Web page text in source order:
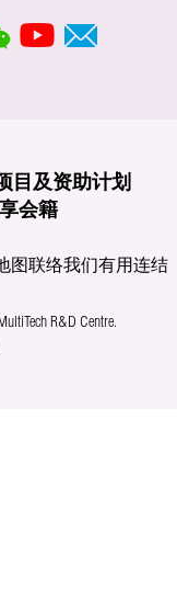
目及资助计划
会籍
图联络我们有用连结
R&D Centre.